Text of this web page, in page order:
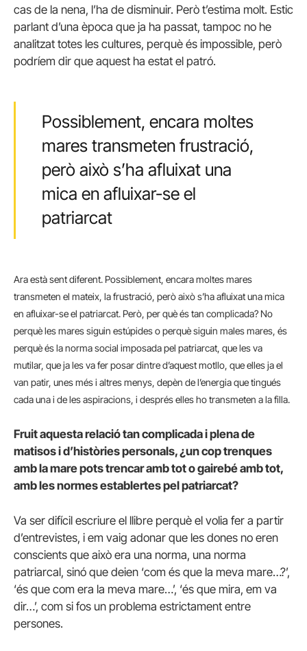
cas de la nena, l’ha de disminuir. Però t’estima molt. Estic
parlant d’una època que ja ha passat, tampoc no he
analitzat totes les cultures, perquè és impossible, però
podríem dir que aquest ha estat el patró.
Possiblement, encara moltes
mares transmeten frustració,
però això s’ha afluixat una
mica en afluixar-se el
patriarcat
Ara està sent diferent. Possiblement, encara moltes mares
transmeten el mateix, la frustració, però això s’ha afluixat una mica
en afluixar-se el patriarcat. Però, per què és tan complicada? No
perquè les mares siguin estúpides o perquè siguin males mares, és
perquè és la norma social imposada pel patriarcat, que les va
mutilar, que ja les va fer posar dintre d’aquest motllo, que elles ja el
van patir, unes més i altres menys, depèn de l’energia que tingués
cada una i de les aspiracions, i després elles ho transmeten a la filla.
Fruit aquesta relació tan complicada i plena de
matisos i d’històries personals, ¿un cop trenques
amb la mare pots trencar amb tot o gairebé amb tot,
amb les normes establertes pel patriarcat?
Va ser difícil escriure el llibre perquè el volia fer a partir
d’entrevistes, i em vaig adonar que les dones no eren
conscients que això era una norma, una norma
patriarcal, sinó que deien ‘com és que la meva mare…?’,
‘és que com era la meva mare…’, ‘és que mira, em va
dir…’, com si fos un problema estrictament entre
persones.